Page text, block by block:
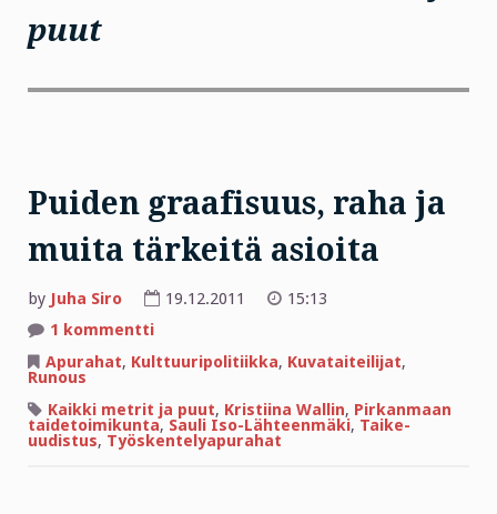
puut
Puiden graafisuus, raha ja
muita tärkeitä asioita
by Juha Siro 19.12.2011
15:13
1 kommenttiartikkeliin
graafisuus,
muita
tärkeitä
asioita
Apurahat, Kulttuuripolitiikka, Kuvataiteilijat,
Runous
Kaikki metrit ja puut, Kristiina Wallin, Pirkanmaan
taidetoimikunta, Sauli Iso-Lähteenmäki, Taike-
uudistus, Työskentelyapurahat